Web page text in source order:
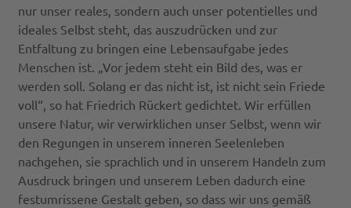
nur unser reales, sondern auch unser potentielles und
ideales Selbst steht, das auszudrücken und zur
Entfaltung zu bringen eine Lebensaufgabe jedes
Menschen ist. „Vor jedem steht ein Bild des, was er
werden soll. Solang er das nicht ist, ist nicht sein Friede
voll“, so hat Friedrich Rückert gedichtet. Wir erfüllen
unsere Natur, wir verwirklichen unser Selbst, wenn wir
den Regungen in unserem inneren Seelenleben
nachgehen, sie sprachlich und in unserem Handeln zum
Ausdruck bringen und unserem Leben dadurch eine
festumrissene Gestalt geben, so dass wir uns gemäß